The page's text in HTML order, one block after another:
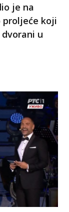
je na
proljeće koji
u